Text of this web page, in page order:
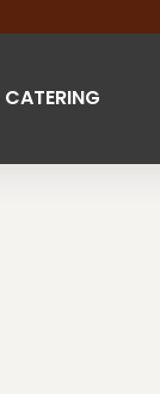
CATERING